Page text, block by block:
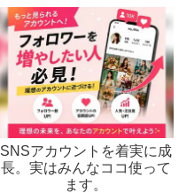
SNSアカウントを着実に成
長。実はみんなココ使って
ます。